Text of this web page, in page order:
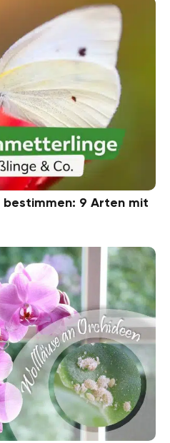
9 Arten mit